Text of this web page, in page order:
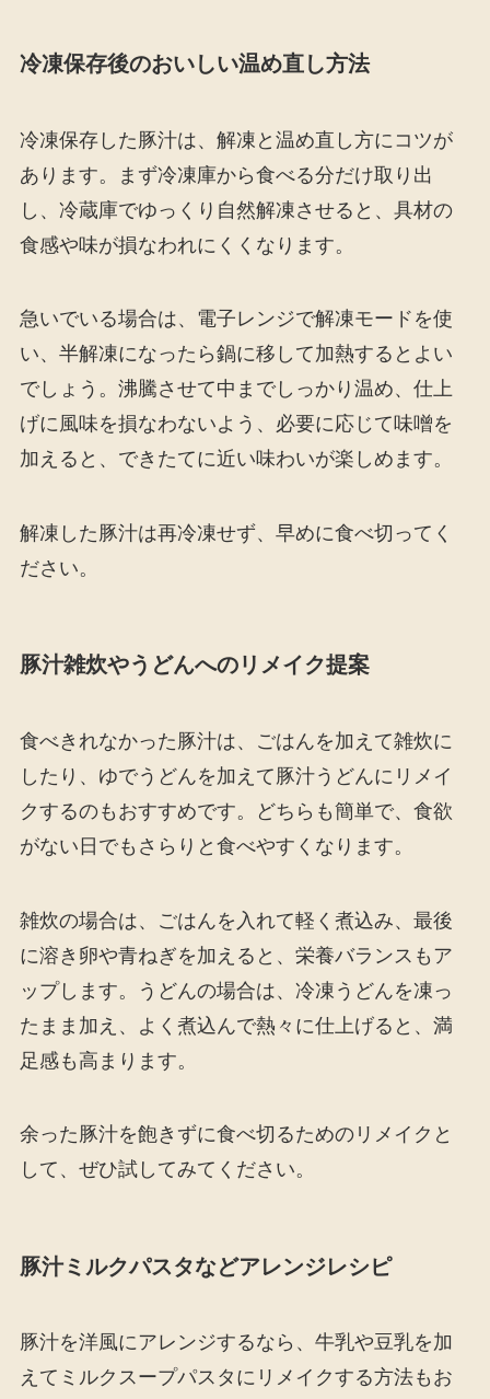
冷凍保存後のおいしい温め直し方法
冷凍保存した豚汁は、解凍と温め直し方にコツが
あります。まず冷凍庫から食べる分だけ取り出
し、冷蔵庫でゆっくり自然解凍させると、具材の
食感や味が損なわれにくくなります。
急いでいる場合は、電子レンジで解凍モードを使
い、半解凍になったら鍋に移して加熱するとよい
でしょう。沸騰させて中までしっかり温め、仕上
げに風味を損なわないよう、必要に応じて味噌を
加えると、できたてに近い味わいが楽しめます。
解凍した豚汁は再冷凍せず、早めに食べ切ってく
ださい。
豚汁雑炊やうどんへのリメイク提案
食べきれなかった豚汁は、ごはんを加えて雑炊に
したり、ゆでうどんを加えて豚汁うどんにリメイ
クするのもおすすめです。どちらも簡単で、食欲
がない日でもさらりと食べやすくなります。
雑炊の場合は、ごはんを入れて軽く煮込み、最後
に溶き卵や青ねぎを加えると、栄養バランスもア
ップします。うどんの場合は、冷凍うどんを凍っ
たまま加え、よく煮込んで熱々に仕上げると、満
足感も高まります。
余った豚汁を飽きずに食べ切るためのリメイクと
して、ぜひ試してみてください。
豚汁ミルクパスタなどアレンジレシピ
豚汁を洋風にアレンジするなら、牛乳や豆乳を加
えてミルクスープパスタにリメイクする方法もお